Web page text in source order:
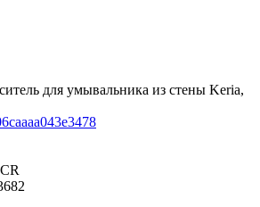
для умывальника из стены Keria,